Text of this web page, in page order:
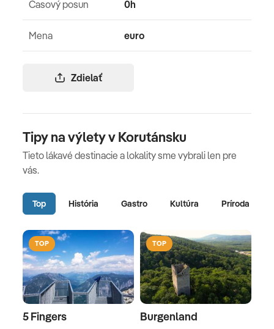
Zdielať
Časový posun 0h
Mena euro
Tipy na výlety v Korutánsku
Tieto lákavé destinacie a lokality sme vybrali len pre
vás.
Top História Gastro Kultúra Príroda
TOP
5 Fingers
TOP
Burgenland